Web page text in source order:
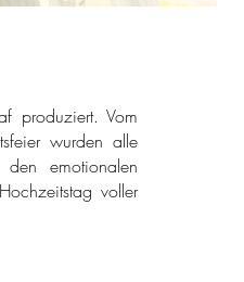
produziert. Vom
wurden alle
emotionalen
voller